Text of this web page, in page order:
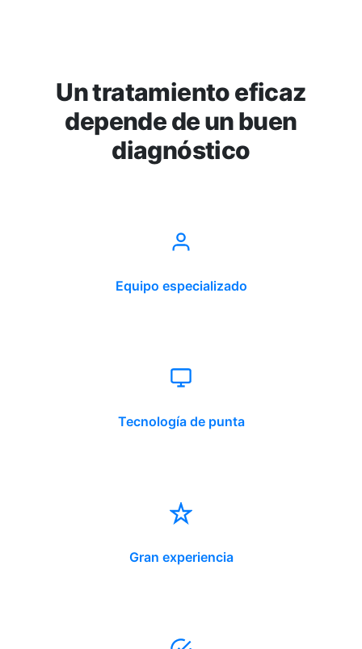
Un tratamiento eficaz
depende de un buen
diagnóstico
Equipo especializado
Tecnología de punta
Gran experiencia